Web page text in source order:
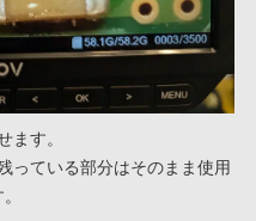
ます。
っている部分はそのまま使用